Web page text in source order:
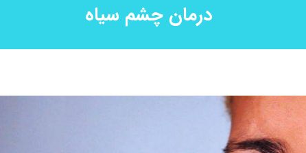
درمان چشم سیاه